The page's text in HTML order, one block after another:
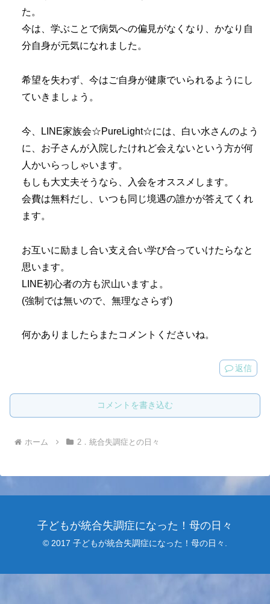
た。
今は、学ぶことで病気への偏見がなくなり、かなり自
分自身が元気になれました。
希望を失わず、今はご自身が健康でいられるようにし
ていきましょう。
今、LINE家族会☆PureLight☆には、白い水さんのよう
に、お子さんが入院したけれど会えないという方が何
人かいらっしゃいます。
もしも大丈夫そうなら、入会をオススメします。
会費は無料だし、いつも同じ境遇の誰かが答えてくれ
ます。
お互いに励まし合い支え合い学び合っていけたらなと
思います。
LINE初心者の方も沢山いますよ。
(強制では無いので、無理なさらず)
何かありましたらまたコメントくださいね。
返信
コメントを書き込む
ホーム 2．統合失調症との日々
子どもが統合失調症になった！母の日々
© 2017 子どもが統合失調症になった！母の日々.